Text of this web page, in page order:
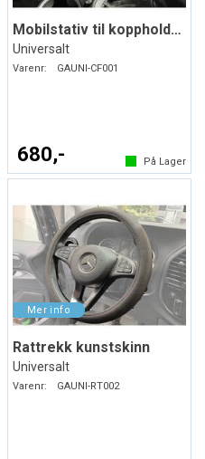
Mobilstativ til koppholderen
Universalt
Varenr: GAUNI-CF001
680,- På Lager
Rattrekk kunstskinn
Universalt
Varenr: GAUNI-RT002